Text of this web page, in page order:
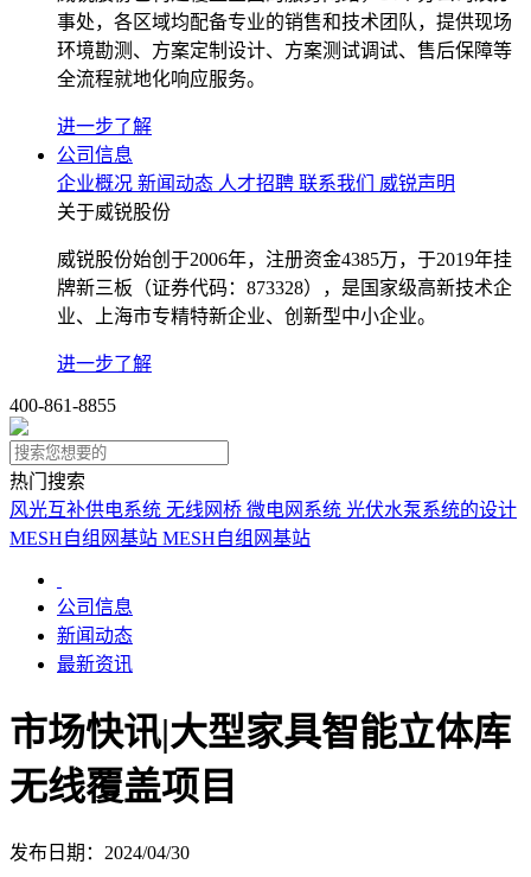
事处，各区域均配备专业的销售和技术团队，提供现场
环境勘测、方案定制设计、方案测试调试、售后保障等
全流程就地化响应服务。
进一步了解
公司信息
企业概况 新闻动态 人才招聘 联系我们
威锐声明
关于威锐股份
威锐股份始创于2006年，注册资金4385万，于2019年挂
牌新三板（证券代码：873328），是国家级高新技术企
业、上海市专精特新企业、创新型中小企业。
进一步了解
400-861-8855
热门搜索
风光互补供电系统 无线网桥 微电网系统 光伏水泵系统的设计
MESH自组网基站 MESH自组网基站
公司信息
新闻动态
最新资讯
市场快讯|大型家具智能立体库
无线覆盖项目
发布日期：2024/04/30